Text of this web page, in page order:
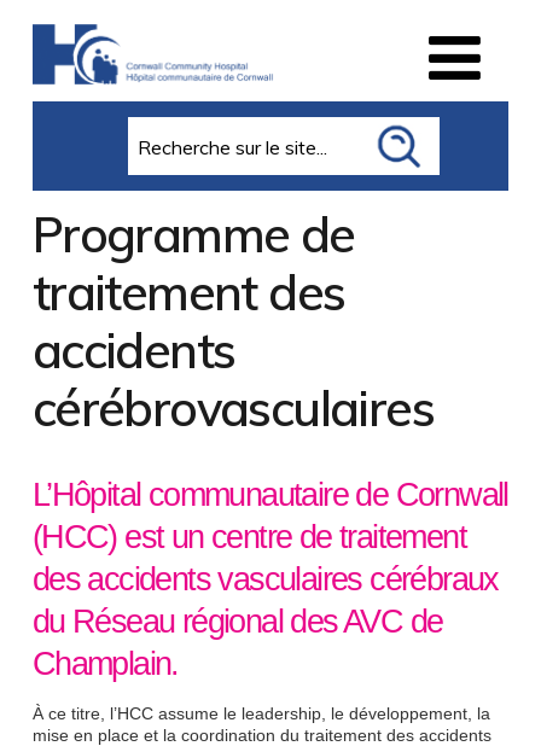
Programme de
traitement des
accidents
cérébrovasculaires
L’Hôpital communautaire de Cornwall
(HCC) est un centre de traitement
des accidents vasculaires cérébraux
du Réseau régional des AVC de
Champlain.
À ce titre, l’HCC assume le leadership, le développement, la
mise en place et la coordination du traitement des accidents